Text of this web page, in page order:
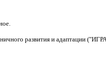
развития и адаптации